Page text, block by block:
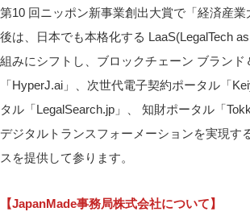
第10 回ニッポン新事業創出大賞で「経済産
後は、日本でも本格化する LaaS(LegalTech
組みにシフトし、ブロックチェーン ブランド
「HyperJ.ai」、次世代電子契約ポータル「
タル「LegalSearch.jp」、 知財ポータル「
デジタルトランスフォーメーションを実現す
スを提供して参ります。
【JapanMade事務局株式会社について】